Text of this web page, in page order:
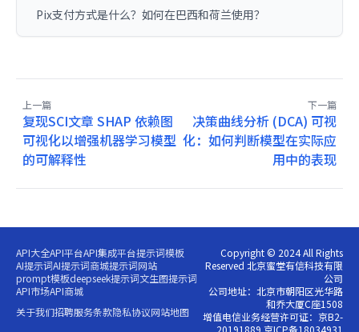
Pix支付方式是什么？如何在巴西和荷兰使用？
上一篇
复现SCI文章 SHAP 依赖图
可视化以增强机器学习模型
的可解释性
下一篇
决策曲线分析 (DCA) 可视
化：如何判断模型在实际应
用中的表现
API大全API平台API集成平台提示词模板
AI提示词AI提示词商城提示词网站
prompt模板deepseek提示词文生图提示词
API市场API商城
关于我们招聘服务条款隐私协议网站地图
Copyright © 2024 All Rights
Reserved 北京蜜堂有信科技有限
公司
公司地址：北京市朝阳区光华路
和乔大厦C座1508
增值电信业务经营许可证：京B2-